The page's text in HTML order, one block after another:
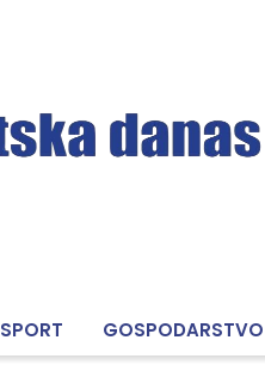
SPORT GOSPODARSTVO